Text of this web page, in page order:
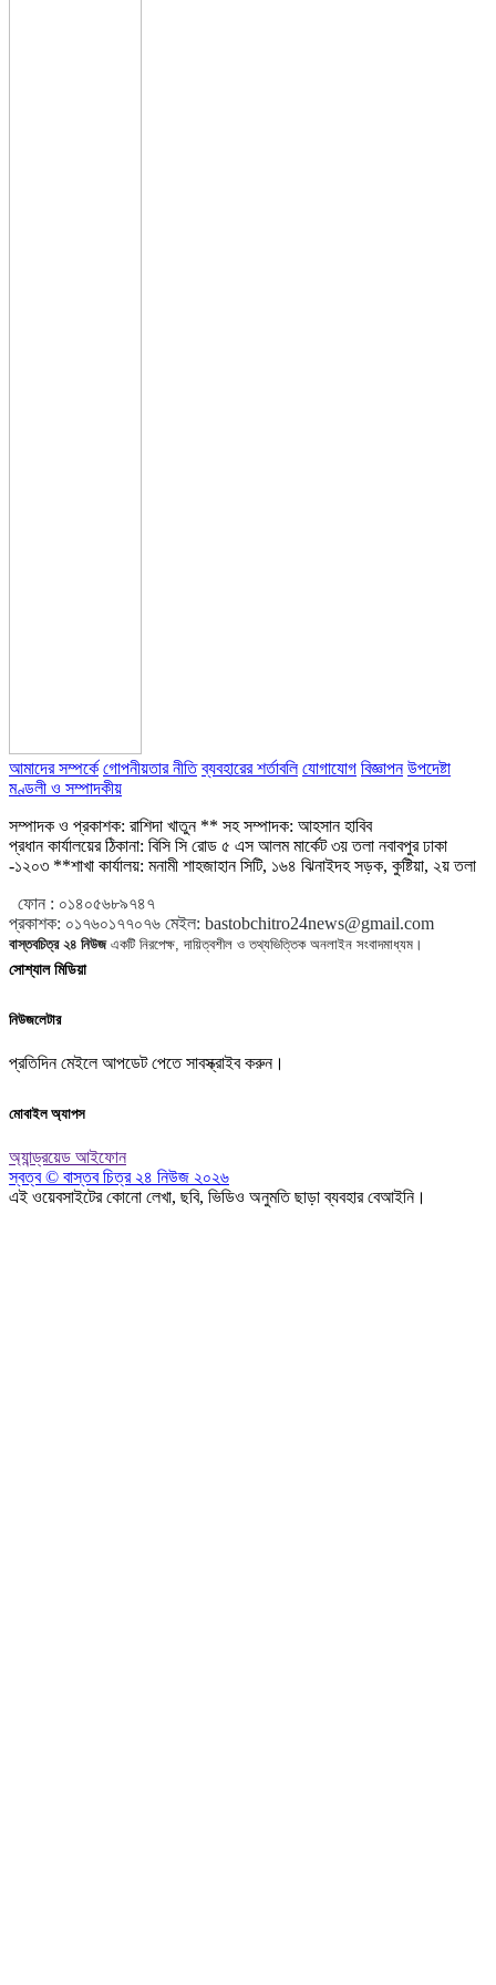
আমাদের সম্পর্কে গোপনীয়তার নীতি ব্যবহারের শর্তাবলি যোগাযোগ বিজ্ঞাপন উপদেষ্টা
মণ্ডলী ও সম্পাদকীয়
সম্পাদক ও প্রকাশক: রাশিদা খাতুন ** সহ সম্পাদক: আহসান হাবিব
প্রধান কার্যালয়ের ঠিকানা: বিসি সি রোড ৫ এস আলম মার্কেট ৩য় তলা নবাবপুর ঢাকা
-১২০৩ **শাখা কার্যালয়: মনামী শাহজাহান সিটি, ১৬৪ ঝিনাইদহ সড়ক, কুষ্টিয়া, ২য় তলা
ফোন : ০১৪০৫৬৮৯৭৪৭
প্রকাশক: ০১৭৬০১৭৭০৭৬ মেইল: bastobchitro24news@gmail.com
বাস্তবচিত্র ২৪ নিউজএকটি নিরপেক্ষ, দায়িত্বশীল ও তথ্যভিত্তিক অনলাইন সংবাদমাধ্যম।
সোশ্যাল মিডিয়া
নিউজলেটার
প্রতিদিন মেইলে আপডেট পেতে সাবস্ক্রাইব করুন।
মোবাইল অ্যাপস
অ্যান্ড্রয়েড আইফোন
স্বত্ব © বাস্তব চিত্র ২৪ নিউজ ২০২৬
এই ওয়েবসাইটের কোনো লেখা, ছবি, ভিডিও অনুমতি ছাড়া ব্যবহার বেআইনি।